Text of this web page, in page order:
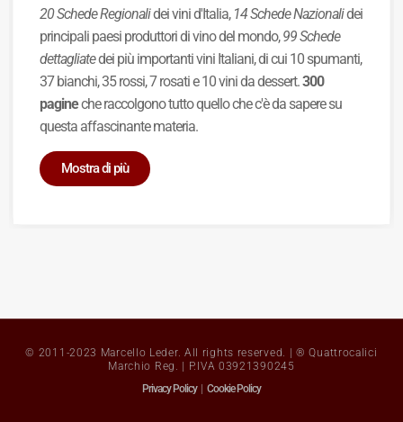
20 Schede Regionalidei vini d'Italia, 14 Schede Nazionalidei
principali paesi produttori di vino del mondo,99 Schede
dettagliatedei più importanti vini Italiani, di cui 10 spumanti,
37 bianchi, 35 rossi, 7 rosati e 10 vini da dessert.300
pagineche raccolgono tutto quello che c'è da sapere su
questa affascinante materia.
Mostra di più
© 2011-2023 Marcello Leder. All rights reserved. | ® Quattrocalici
Marchio Reg. | P.IVA 03921390245
Privacy Policy|Cookie Policy